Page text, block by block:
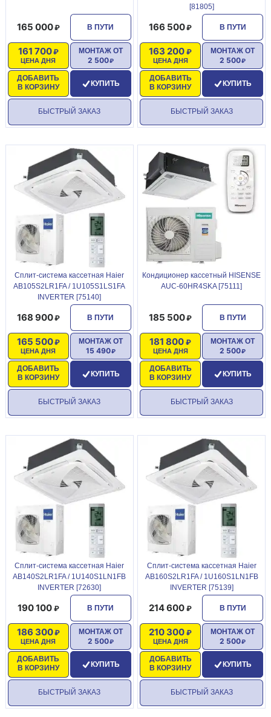
В ПУТИ
165 000
ЦЕНА ДНЯ
161 700
ДОБАВИТЬ
В КОРЗИНУ
МОНТАЖ ОТ
2 500
КУПИТЬ
БЫСТРЫЙ ЗАКАЗ
[81805]
В ПУТИ
166 500
ЦЕНА ДНЯ
163 200
ДОБАВИТЬ
В КОРЗИНУ
МОНТАЖ ОТ
2 500
КУПИТЬ
БЫСТРЫЙ ЗАКАЗ
Сплит-система кассетная Haier
AB105S2LR1FA / 1U105S1LS1FA
INVERTER [75140]
В ПУТИ
168 900
ЦЕНА ДНЯ
165 500
ДОБАВИТЬ
В КОРЗИНУ
МОНТАЖ ОТ
15 490
КУПИТЬ
БЫСТРЫЙ ЗАКАЗ
Кондиционер кассетный HISENSE
AUС-60HR4SKA [75111]
В ПУТИ
185 500
ЦЕНА ДНЯ
181 800
ДОБАВИТЬ
В КОРЗИНУ
МОНТАЖ ОТ
2 500
КУПИТЬ
БЫСТРЫЙ ЗАКАЗ
Сплит-система кассетная Haier
AB140S2LR1FA / 1U140S1LN1FB
INVERTER [72630]
В ПУТИ
190 100
ЦЕНА ДНЯ
186 300
ДОБАВИТЬ
В КОРЗИНУ
МОНТАЖ ОТ
2 500
КУПИТЬ
БЫСТРЫЙ ЗАКАЗ
Сплит-система кассетная Haier
AB160S2LR1FA / 1U160S1LN1FB
INVERTER [75139]
В ПУТИ
214 600
ЦЕНА ДНЯ
210 300
ДОБАВИТЬ
В КОРЗИНУ
МОНТАЖ ОТ
2 500
КУПИТЬ
БЫСТРЫЙ ЗАКАЗ